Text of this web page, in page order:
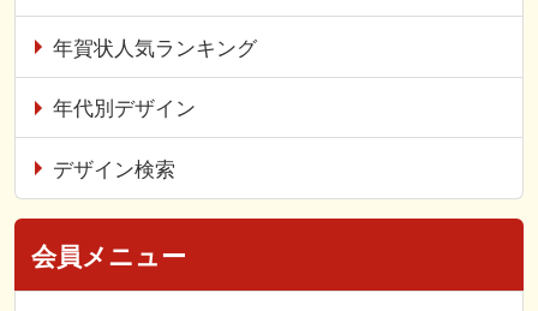
年賀状人気ランキング
年代別デザイン
デザイン検索
会員メニュー